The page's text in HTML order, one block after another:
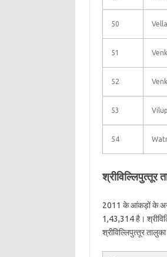
50
51
52
53
54
2011 के आंकड़ों के
1,43,314 है।
श्रीविल्लिपुत्‍तूर